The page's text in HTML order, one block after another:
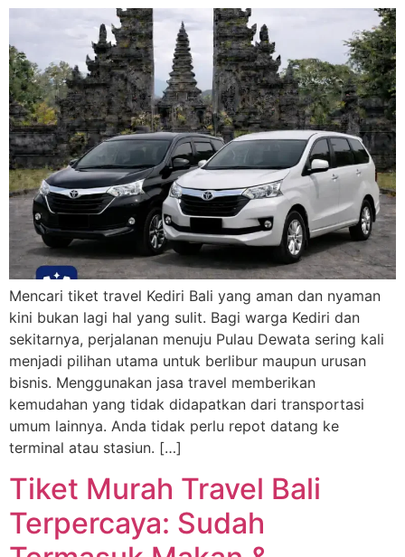
Mencari tiket travel Kediri Bali yang aman dan nyaman
kini bukan lagi hal yang sulit. Bagi warga Kediri dan
sekitarnya, perjalanan menuju Pulau Dewata sering kali
menjadi pilihan utama untuk berlibur maupun urusan
bisnis. Menggunakan jasa travel memberikan
kemudahan yang tidak didapatkan dari transportasi
umum lainnya. Anda tidak perlu repot datang ke
terminal atau stasiun. […]
Tiket Murah Travel Bali
Terpercaya: Sudah